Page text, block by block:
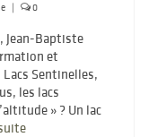
| 0
Jean-Baptiste
et
Sentinelles,
les lacs
» ? Un lac